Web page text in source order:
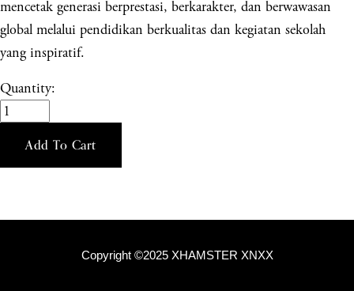
mencetak generasi berprestasi, berkarakter, dan berwawasan
global melalui pendidikan berkualitas dan kegiatan sekolah
yang inspiratif.
Quantity:
Add To Cart
Copyright ©2025 XHAMSTER XNXX